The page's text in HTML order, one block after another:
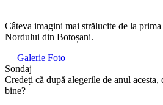
Câteva imagini mai strălucite de la
Nordului din Botoșani.
Galerie Foto
Sondaj
Credeți că după alegerile de anul
bine?